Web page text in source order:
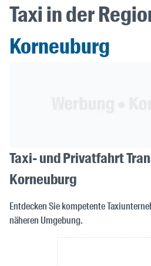
Taxi in der
Korneuburg
Taxi- und Privatfahrt
Korneuburg
Entdecken Sie kompetente
näheren Umgebung.